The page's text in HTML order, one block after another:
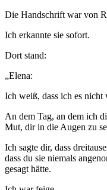
Die Handschrift war von
Ich erkannte sie sofort.
Dort stand:
„Elena:
Ich weiß, dass ich es nicht
An dem Tag, an dem ich
Mut, dir in die Augen zu
Ich sagte dir, dass
dass du sie niemals
gesagt hätte.